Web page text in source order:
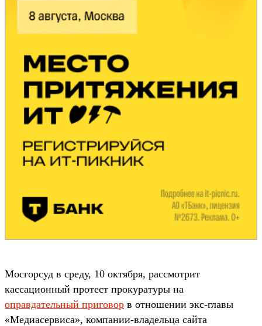
Мосгорсуд в среду, 10 октября, рассмотрит
кассационный протест прокуратуры на
оправдательный приговор в отношении экс-главы
«Медиасервиса», компании-владельца сайта